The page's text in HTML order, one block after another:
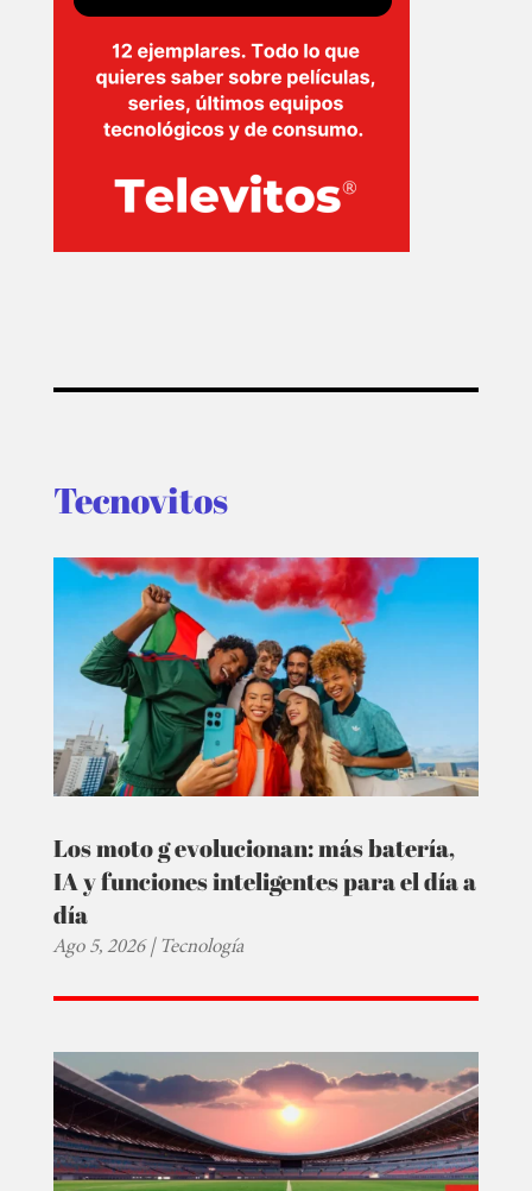
Tecnovitos
Los moto g evolucionan: más batería,
IA y funciones inteligentes para el día a
día
Ago 5, 2026|Tecnología